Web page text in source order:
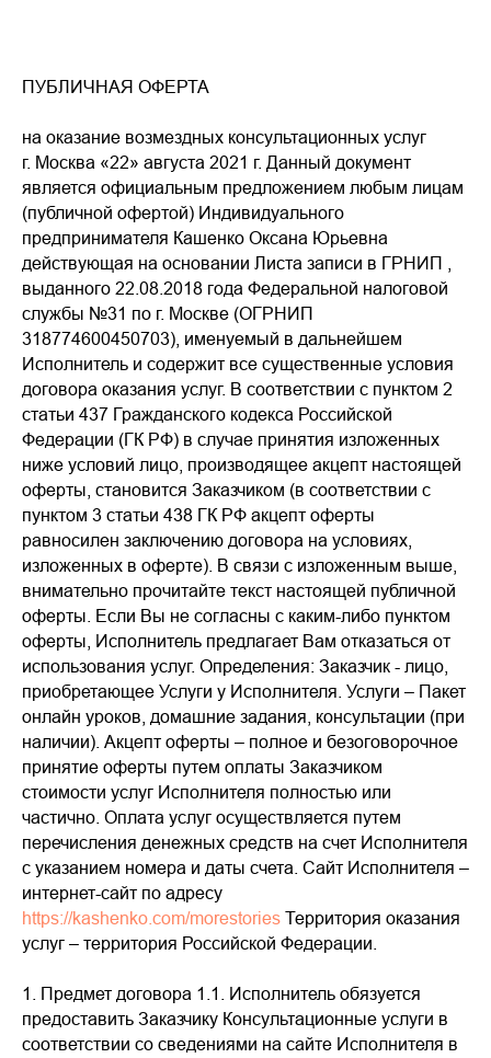
ПУБЛИЧНАЯ ОФЕРТА
на оказание возмездных консультационных услуг
г. Москва «22» августа 2021 г. Данный документ
является официальным предложением любым лицам
(публичной офертой) Индивидуального
предпринимателя Кашенко Оксана Юрьевна
действующая на основании Листа записи в ГРНИП ,
выданного 22.08.2018 года Федеральной налоговой
службы №31 по г. Москве (ОГРНИП
318774600450703), именуемый в дальнейшем
Исполнитель и содержит все существенные условия
договора оказания услуг. В соответствии с пунктом 2
статьи 437 Гражданского кодекса Российской
Федерации (ГК РФ) в случае принятия изложенных
ниже условий лицо, производящее акцепт настоящей
оферты, становится Заказчиком (в соответствии с
пунктом 3 статьи 438 ГК РФ акцепт оферты
равносилен заключению договора на условиях,
изложенных в оферте). В связи с изложенным выше,
внимательно прочитайте текст настоящей публичной
оферты. Если Вы не согласны с каким-либо пунктом
оферты, Исполнитель предлагает Вам отказаться от
использования услуг. Определения: Заказчик - лицо,
приобретающее Услуги у Исполнителя. Услуги – Пакет
онлайн уроков, домашние задания, консультации (при
наличии). Акцепт оферты – полное и безоговорочное
принятие оферты путем оплаты Заказчиком
стоимости услуг Исполнителя полностью или
частично. Оплата услуг осуществляется путем
перечисления денежных средств на счет Исполнителя
с указанием номера и даты счета. Сайт Исполнителя –
интернет-сайт по адресу
https://kashenko.com/morestories Территория оказания
услуг – территория Российской Федерации.
1. Предмет договора 1.1. Исполнитель обязуется
предоставить Заказчику Консультационные услуги в
соответствии со сведениями на сайте Исполнителя в